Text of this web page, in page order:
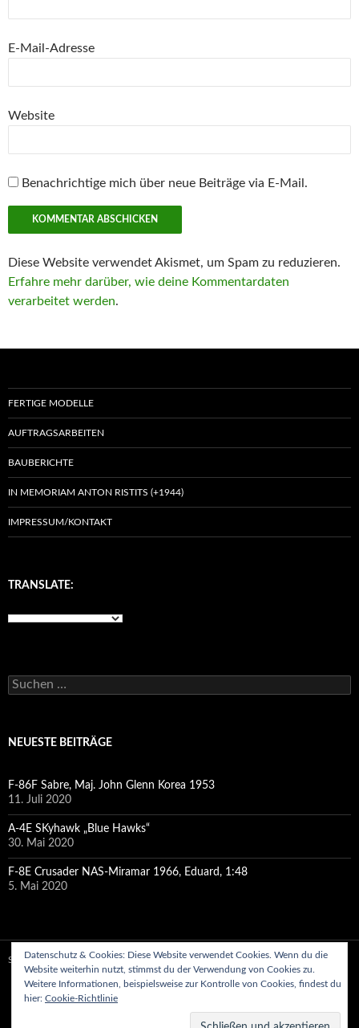
E-Mail-Adresse
Website
Benachrichtige mich über neue Beiträge via E-Mail.
Diese Website verwendet Akismet, um Spam zu reduzieren.
Erfahre mehr darüber, wie deine Kommentardaten
verarbeitet werden.
FERTIGE MODELLE
AUFTRAGSARBEITEN
BAUBERICHTE
IN MEMORIAM ANTON RISTITS (+1944)
IMPRESSUM/KONTAKT
TRANSLATE:
Suchen
nach:
NEUESTE BEITRÄGE
F-86F Sabre, Maj. John Glenn Korea 1953
11. Juli 2020
A-4E SKyhawk „Blue Hawks“
30. Mai 2020
F-8E Crusader NAS-Miramar 1966, Eduard, 1:48
5. Mai 2020
Stolz präsentiert von WordPress
Datenschutz & Cookies: Diese Website verwendet Cookies. Wenn du die
Website weiterhin nutzt, stimmst du der Verwendung von Cookies zu.
Weitere Informationen, beispielsweise zur Kontrolle von Cookies, findest du
hier: Cookie-Richtlinie